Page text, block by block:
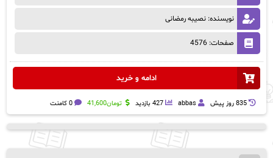
نویسنده: نصیبه رمضانی
صفحات: 4576
ادامه و خرید
835 روز پيش abbas 427 بازدید تومان41,600 0 کامنت